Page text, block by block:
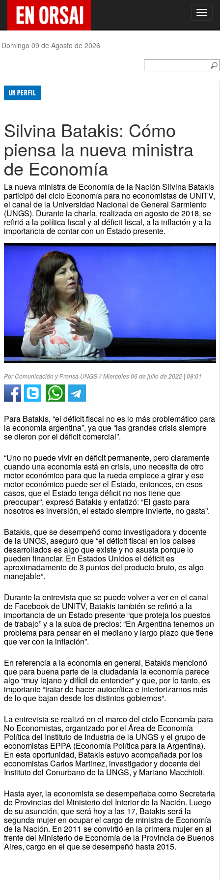
Domingo 09 de Agosto de 2026
UN PERFIL
Silvina Batakis: Cómo
piensa la nueva ministra
de Economía
La nueva ministra de Economía de la Nación Silvina Batakis
participó del ciclo Economía para no economistas de UNITV,
el canal de la Universidad Nacional de General Sarmiento
(UNGS). Durante la charla, realizada en agosto de 2018, se
refirió a la política fiscal y al déficit fiscal, a la inflación y a la
importancia de contar con un Estado presente.
Por Comunicación y Prensa UNGS // Miercoles 06 de julio de 2022 | 08:01
Para Batakis, “el déficit fiscal no es lo más problemático para
la economía argentina”, ya que “las grandes crisis siempre
se dieron por el déficit comercial”.
“Uno no puede vivir en déficit permanente, pero claramente
cuando una economía está en crisis, uno necesita de otro
motor económico para que la rueda empiece a girar y ese
motor económico puede ser el Estado, entonces, en esos
casos, que el Estado tenga déficit no nos tiene que
preocupar”, expresó Batakis y enfatizó: “El gasto para
nosotros es inversión, el estado siempre invierte, no gasta”.
Batakis, que se desempeñó como investigadora y docente
de la UNGS, aseguró que “el déficit fiscal en los países
desarrollados es algo que existe y no asusta porque lo
pueden financiar. En Estados Unidos el déficit es
aproximadamente de 3 puntos del producto bruto, es algo
manejable”.
Durante la entrevista que se puede volver a ver en el canal
de Facebook de UNITV, Batakis también se refirió a la
importancia de un Estado presente “que proteja los puestos
de trabajo” y a la suba de precios: “En Argentina tenemos un
problema para pensar en el mediano y largo plazo que tiene
que ver con la inflación”.
En referencia a la economía en general, Batakis mencionó
que para buena parte de la ciudadanía la economía parece
algo “muy lejano y difícil de entender” y que, por lo tanto, es
importante “tratar de hacer autocrítica e interiorizarnos más
de lo que bajan desde los distintos gobiernos”.
La entrevista se realizó en el marco del ciclo Economía para
No Economistas, organizado por el Área de Economía
Política del Instituto de Industria de la UNGS y el grupo de
economistas EPPA (Economía Política para la Argentina).
En esta oportunidad, Batakis estuvo acompañada por los
economistas Carlos Martinez, investigador y docente del
Instituto del Conurbano de la UNGS, y Mariano Macchioli.
Hasta ayer, la economista se desempeñaba como Secretaria
de Provincias del Ministerio del Interior de la Nación. Luego
de su asunción, que será hoy a las 17, Batakis será la
segunda mujer en ocupar el cargo de ministra de Economía
de la Nación. En 2011 se convirtió en la primera mujer en al
frente del Ministerio de Economía de la Provincia de Buenos
Aires, cargo en el que se desempeñó hasta 2015.